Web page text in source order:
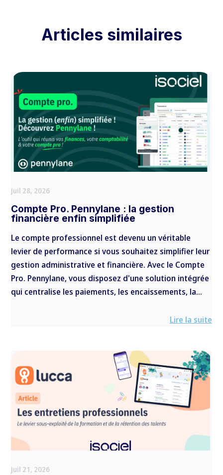
Articles similaires
Compte Pro. Pennylane : la gestion
financière enfin simplifiée
Juil 28, 2026
Le compte professionnel est devenu un véritable
levier de performance si vous souhaitez simplifier leur
gestion administrative et financière. Avec le Compte
Pro. Pennylane, vous disposez d'une solution intégrée
qui centralise les paiements, les encaissements, la...
Lire la suite
Juil 21, 2026